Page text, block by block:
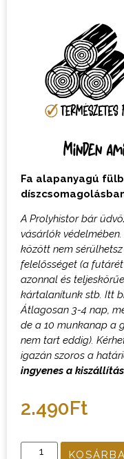
Minden
Fa alapanyagú
A Prolyhistor bár
vásárlók
között nem
felelősséget (a
azonnal és
kártalanítunk stb. Itt
Átlagosan 3-4 nap,
de a 10 munkanap a
nem tart eddig).
igazán szoros a
ingyenes a
2.490Ft